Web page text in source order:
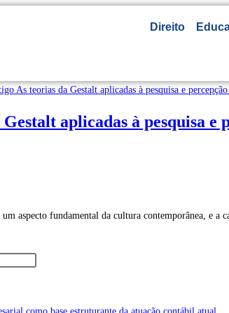
Direito
aplicadas à pesquisa e
aspecto fundamental da cultura contemporânea, e